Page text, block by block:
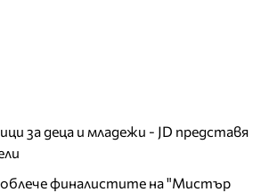
за деца и младежи - JD представя
облече финалистите на "Мистър